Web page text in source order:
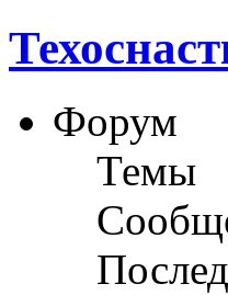
Форум
Темы